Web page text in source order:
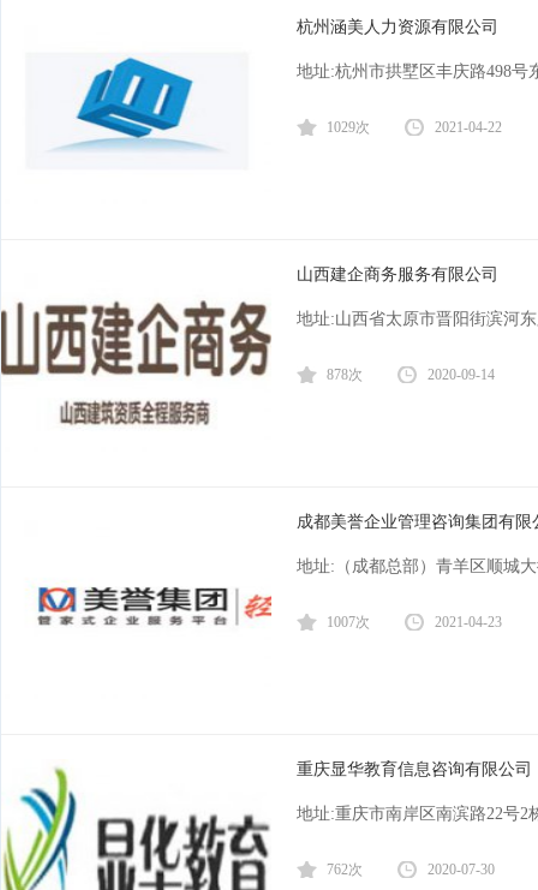
杭州涵美人力资源有限公司
地址:杭州市拱墅区丰庆路498号
1029次 2021-04-22
山西建企商务服务有限公司
地址:山西省太原市晋阳街滨河
878次 2020-09-14
成都美誉企业管理咨询集团有限
地址:（成都总部）青羊区顺城
1007次 2021-04-23
重庆显华教育信息咨询有限公司
地址:重庆市南岸区南滨路22号2
762次 2020-07-30